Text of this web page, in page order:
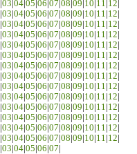
03 04 05 06 07 08 09 10 11 12
03 04 05 06 07 08 09 10 11 12
03 04 05 06 07 08 09 10 11 12
03 04 05 06 07 08 09 10 11 12
03 04 05 06 07 08 09 10 11 12
03 04 05 06 07 08 09 10 11 12
03 04 05 06 07 08 09 10 11 12
03 04 05 06 07 08 09 10 11 12
03 04 05 06 07 08 09 10 11 12
03 04 05 06 07 08 09 10 11 12
03 04 05 06 07 08 09 10 11 12
03 04 05 06 07 08 09 10 11 12
03 04 05 06 07 08 09 10 11 12
03 04 05 06 07 08 09 10 11 12
03 04 05 06 07